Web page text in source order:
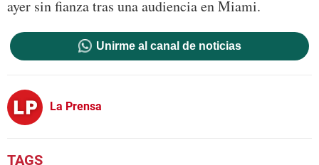
ayer sin fianza tras una audiencia en Miami.
Unirme al canal de noticias
La Prensa